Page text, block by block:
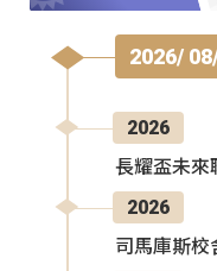
2026/
2026
長耀盃未來
2026
司馬庫斯校